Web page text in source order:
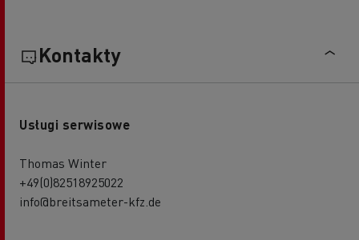
Kontakty
Usługi serwisowe
Thomas Winter
+49(0)82518925022
info@breitsameter-kfz.de